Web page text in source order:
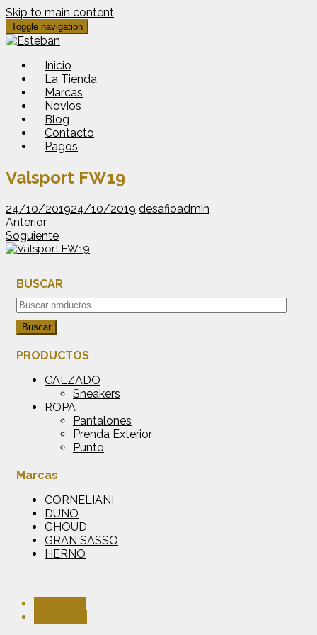
Skip to main content
Toggle navigation
Inicio
La Tienda
Marcas
Novios
Blog
Contacto
Pagos
Valsport FW19
24/10/201924/10/2019 desafioadmin
Anterior
Soguiente
BUSCAR
Buscar
por:
Buscar
PRODUCTOS
CALZADO
Sneakers
ROPA
Pantalones
Prenda Exterior
Punto
Marcas
CORNELIANI
DUNO
GHOUD
GRAN SASSO
HERNO